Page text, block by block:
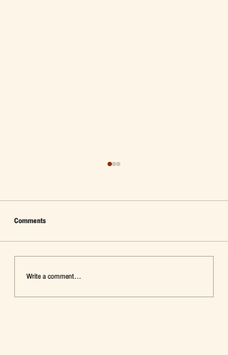
เมื่อ Self-concept ถูกเติมเต็ม Fashion อาจ
จะไม่ใช่คำตอบ
Comments
Write a comment...